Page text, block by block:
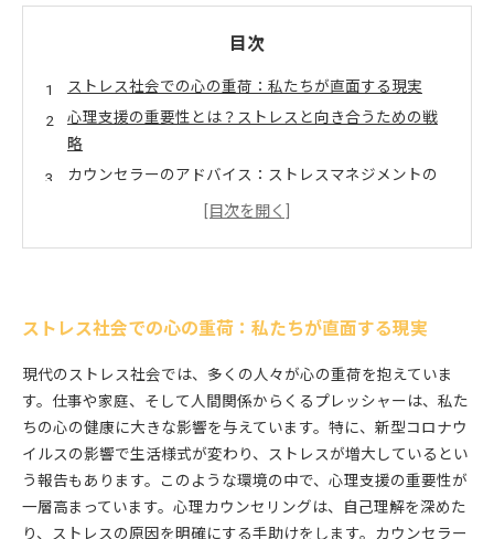
目次
ストレス社会での心の重荷：私たちが直面する現実
心理支援の重要性とは？ストレスと向き合うための戦
略
カウンセラーのアドバイス：ストレスマネジメントの
グの効果
充実した日々のために：ストレス軽減の新しいアプロ
ーチ
ストレス社会での心の重荷：私たちが直面する現実
現代のストレス社会では、多くの人々が心の重荷を抱えていま
す。仕事や家庭、そして人間関係からくるプレッシャーは、私た
ちの心の健康に大きな影響を与えています。特に、新型コロナウ
イルスの影響で生活様式が変わり、ストレスが増大しているとい
う報告もあります。このような環境の中で、心理支援の重要性が
一層高まっています。心理カウンセリングは、自己理解を深めた
り、ストレスの原因を明確にする手助けをします。カウンセラー